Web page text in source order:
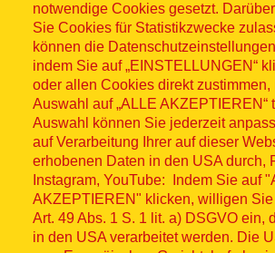
notwendige Cookies gesetzt.
Sie Cookies für Statistikzwecke
können die
indem Sie auf „EINSTELLUNGEN“
oder allen Cookies direkt zustimmen,
Auswahl auf „ALLE AKZEPTIEREN“
Auswahl können Sie jederzeit
auf Verarbeitung Ihrer auf dieser
erhobenen Daten in den USA durch,
Instagram, YouTube: Indem Sie auf
AKZEPTIEREN" klicken, willigen
Art. 49 Abs. 1 S. 1 lit. a) DSGVO ein,
in den USA verarbeitet werden. Die
Sitemap
© ASB 2026
Fußzeilenmenü
Impressum
Datenschutz